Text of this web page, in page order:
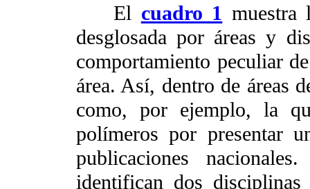
El cuadro 1
desglosada por áreas y
comportamiento peculiar
área. Así, dentro de áreas
como, por ejemplo, la
polímeros por presentar
publicaciones
identifican dos disciplinas